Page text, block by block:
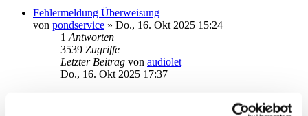
Fehlermeldung Überweisung
von pondservice » Do., 16. Okt 2025 15:24
1 Antworten
3539 Zugriffe
Letzter Beitrag von audiolet
Do., 16. Okt 2025 17:37